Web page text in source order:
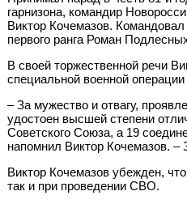
гарнизона, командир
Виктор Кочемазов.
первого ранга Роман
В своей торжественной речи
специальной военной
–За мужество и отвагу,
удостоен высшей степени
Советского Союза, а 19
напомнил Виктор Кочемазов. –
Виктор Кочемазов убежден,
так и при проведении СВО.